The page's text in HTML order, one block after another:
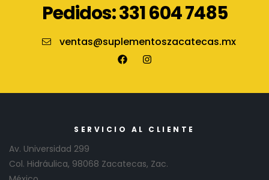
Pedidos: 331 604 7485
ventas@suplementoszacatecas.mx
SERVICIO AL CLIENTE
Av. Universidad 299
Col. Hidráulica, 98068 Zacatecas, Zac.